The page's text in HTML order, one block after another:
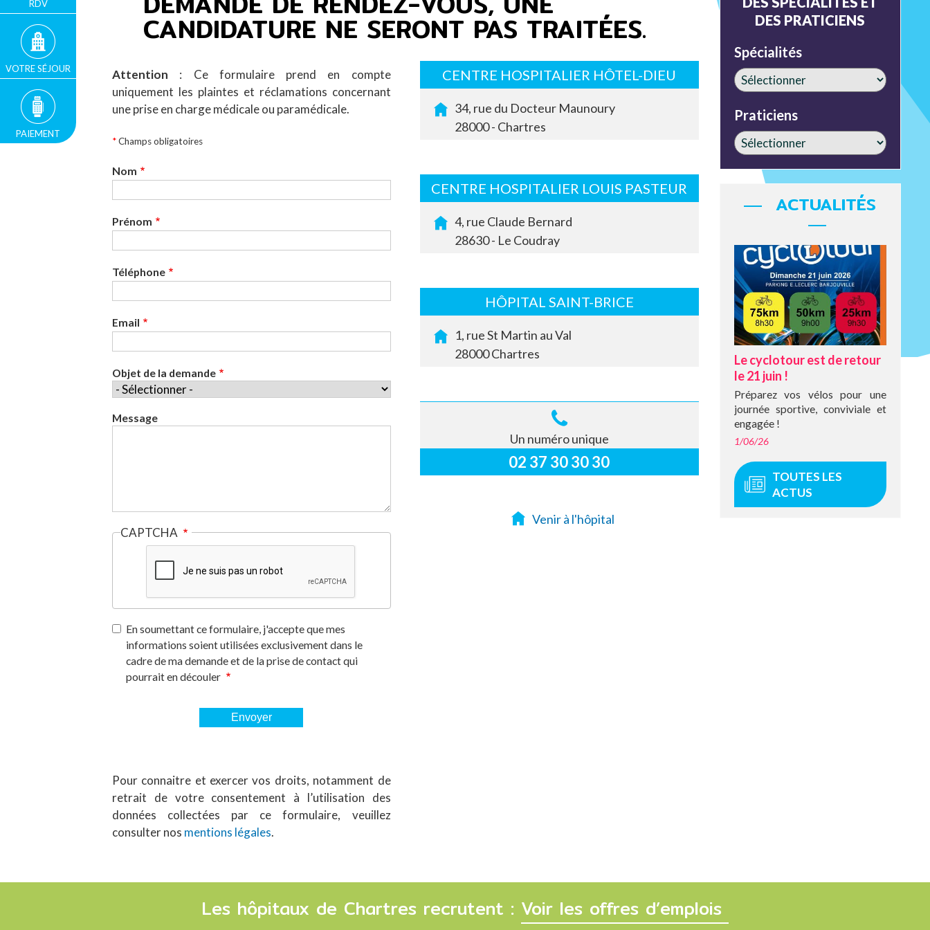
RDV
VOTRE SÉJOUR
PAIEMENT
CANDIDATURE NE SERONT PAS TRAITÉES.
Attention : Ce formulaire prend en compte
uniquement les plaintes et réclamations concernant
une prise en charge médicale ou paramédicale.
*Champs obligatoires
Nom
Prénom
Téléphone
Email
Objet de la demande
Message
CAPTCHA
En soumettant ce formulaire, j'accepte que mes
informations soient utilisées exclusivement dans le
cadre de ma demande et de la prise de contact qui
pourrait en découler
Pour connaitre et exercer vos droits, notamment de
retrait de votre consentement à l’utilisation des
données collectées par ce formulaire, veuillez
consulter nos mentions légales.
CENTRE HOSPITALIER HÔTEL-DIEU
34, rue du Docteur Maunoury
28000 - Chartres
CENTRE HOSPITALIER LOUIS PASTEUR
4, rue Claude Bernard
28630 - Le Coudray
HÔPITAL SAINT-BRICE
1, rue St Martin au Val
28000 Chartres
Un numéro unique
02 37 30 30 30
Venir à l'hôpital
DES PRATICIENS
Spécialités
Praticiens
ACTUALITÉS
Le cyclotour est de retour
le 21 juin !
Préparez vos vélos pour une
journée sportive, conviviale et
engagée !
1/06/26
TOUTES LES
ACTUS
Les hôpitaux de Chartres recrutent : Voir les offres d’emplois